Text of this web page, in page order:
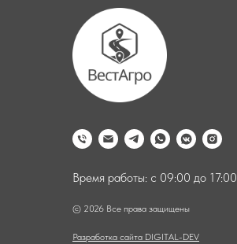
Время работы: с 09:00 до 17:00
© 2026 Все права защищены
Разработка сайта DIGITAL-DEV